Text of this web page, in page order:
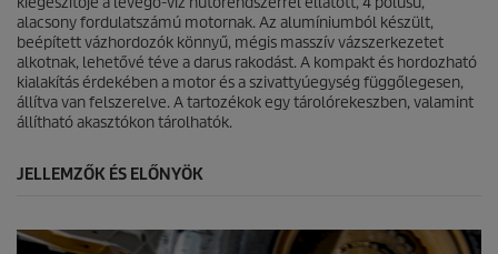
alacsony fordulatszámú motornak. Az alumíniumból készült,
beépített vázhordozók könnyű, mégis masszív vázszerkezetet
alkotnak, lehetővé téve a darus rakodást. A kompakt és hordozható
kialakítás érdekében a motor és a szivattyúegység függőlegesen,
állítva van felszerelve. A tartozékok egy tárolórekeszben, valamint
állítható akasztókon tárolhatók.
JELLEMZŐK ÉS ELŐNYÖK